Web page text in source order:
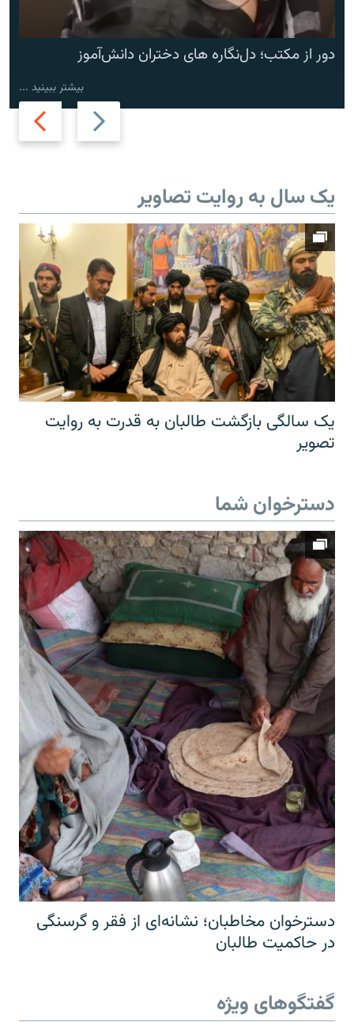
Previous
slide
Next
slide
دور از مکتب؛ دل‌نگاره های دختران دانش‌آموز
بیشتر ببینید ...
یک سال به روایت تصاویر
یک سالگی بازگشت طالبان به قدرت به روایت
تصویر
دسترخوان شما
دسترخوان مخاطبان؛ نشانه‌ای از فقر و گرسنگی
در حاکمیت طالبان
گفتگوهای ویژه